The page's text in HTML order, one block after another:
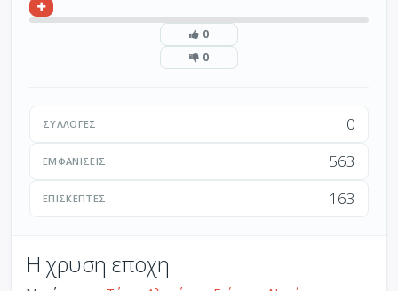
0
0
ΣΥΛΛΟΓΈΣ 0
ΕΜΦΑΝΊΣΕΙΣ 563
ΕΠΙΣΚΈΠΤΕΣ 163
Η χρυση εποχη